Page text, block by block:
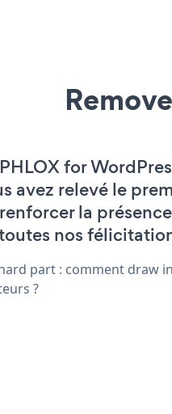
for
avez relevé le
la
nos
part : comment draw
?